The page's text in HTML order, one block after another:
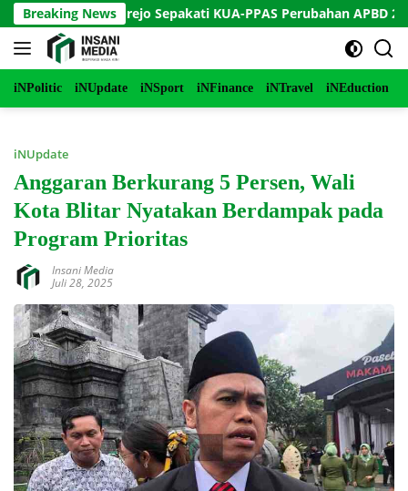
Langsung
ke
konten
Breaking News
Purworejo Sepakati KUA-PPAS Perubahan APBD 2026
iNPolitic iNUpdate iNSport iNFinance iNTravel iNEduction
iNUpdate
Anggaran Berkurang 5 Persen, Wali
Kota Blitar Nyatakan Berdampak pada
Program Prioritas
Insani Media
Juli 28, 2025